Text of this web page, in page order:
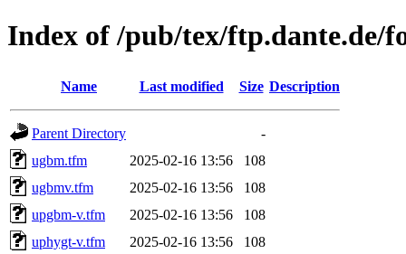
Index of /pub/tex/ftp.dante.de/
Name Last modified Size Description
Parent Directory
-
ugbm.tfm
2025-02-16 13:56
108
ugbmv.tfm
2025-02-16 13:56
108
upgbm-v.tfm
2025-02-16 13:56
108
uphygt-v.tfm
2025-02-16 13:56
108